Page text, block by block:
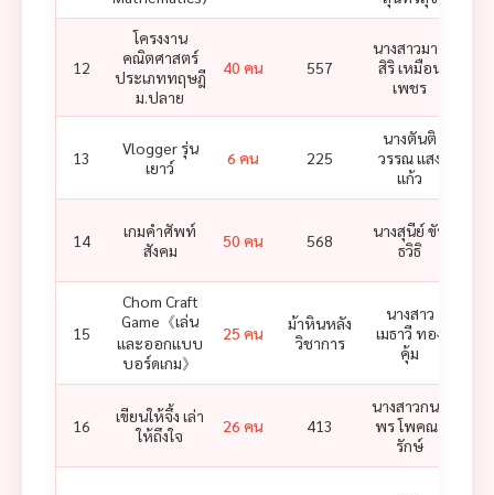
12
โครงงาน
คณิตศาสตร์
ประเภททฤษฎี
ม.ปลาย
40 คน 557
นางสาวมาศ
สิริ เหมือน
เพชร
13
Vlogger รุ่น
เยาว์
6 คน 225
นางตันติ
วรรณ แสง
แก้ว
14
เกมคำศัพท์
สังคม
50 คน 568
นางสุนีย์ ขัน
ธวิธิ
15
Chom Craft
Game《เล่น
และออกแบบ
บอร์ดเกม》
25 คน
ม้าหินหลัง
วิชาการ
นางสาว
เมธาวี ทอง
คุ้ม
16
เขียนให้จึ้ง เล่า
ให้ถึงใจ
26 คน 413
นางสาวกนก
พร โพคณา
รักษ์